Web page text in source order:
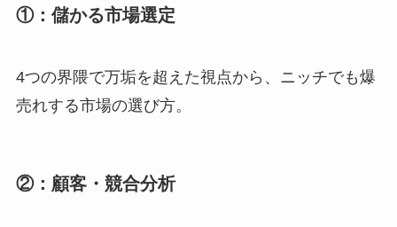
①：儲かる市場選定
4つの界隈で万垢を超えた視点から、ニッチでも爆
売れする市場の選び方。
②：顧客・競合分析